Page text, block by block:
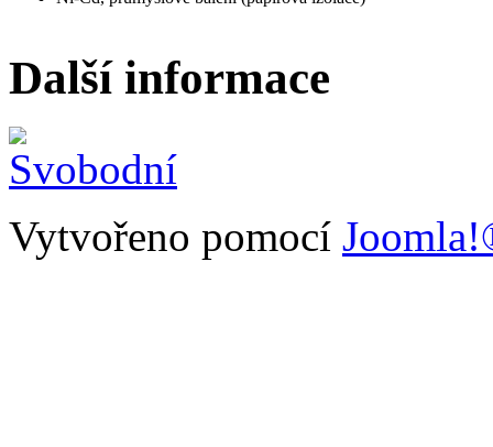
Další informace
Vytvořeno pomocí